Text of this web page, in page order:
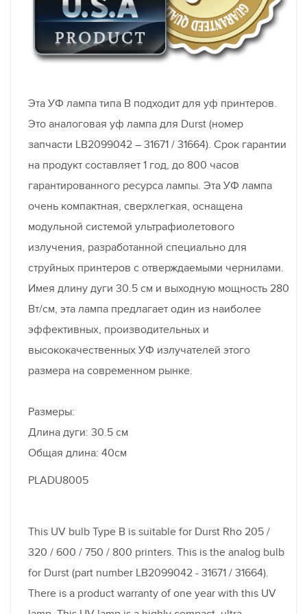
Эта УФ лампа типа В подходит для уф принтеров.
Это аналоговая уф лампа для Durst (номер
запчасти LB2099042 – 31671 / 31664). Срок гарантии
на продукт составляет 1 год, до 800 часов
гарантированного ресурса лампы. Эта УФ лампа
очень компактная, сверхлегкая, оснащена
модульной системой ультрафиолетового
излучения, разработанной специально для
струйных принтеров с отверждаемыми чернилами.
Имея длину дуги 30.5 см и выходную мощность 280
Вт/см, эта лампа предлагает один из наиболее
эффективных, производительных и
высококачественных УФ излучателей этого
размера на современном рынке.
Размеры:
Длина дуги: 30.5 см
Общая длина: 40см
PLADU8005
This UV bulb Type B is suitable for Durst Rho 205 /
320 / 600 / 750 / 800 printers. This is the analog bulb
for Durst (part number LB2099042 - 31671 / 31664).
There is a product warranty of one year with this UV